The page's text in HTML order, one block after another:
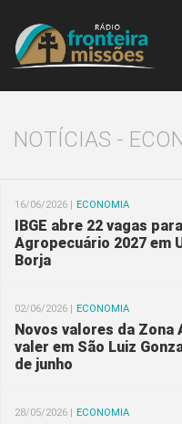
NOTÍCIAS -
16/06/2026 | ECONOMIA
IBGE abre 22 vagas
Agropecuário 2027 em
Borja
02/06/2026 | ECONOMIA
Novos valores da Zona
valer em São Luiz
de junho
28/05/2026 | ECONOMIA